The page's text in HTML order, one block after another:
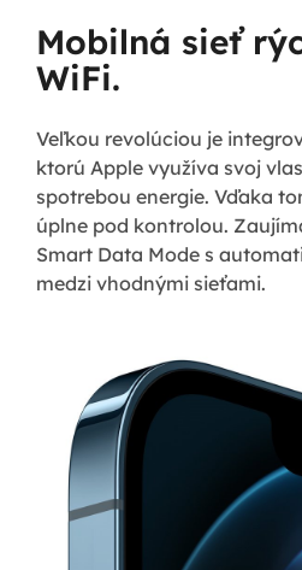
Mobilná sieť
WiFi.
Veľkou revolúciou je
ktorú Apple využíva svoj
spotrebou energie. Vďaka
úplne pod kontrolou.
Smart Data Mode s
medzi vhodnými sieťami.